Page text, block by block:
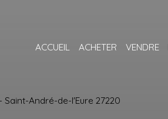
ACCUEIL ACHETER VENDRE